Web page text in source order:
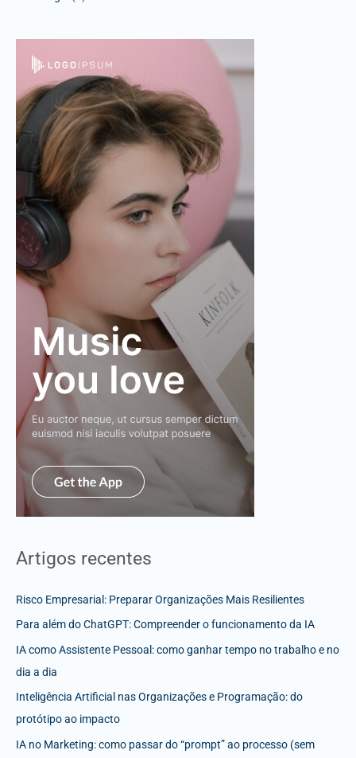
Artigos recentes
Risco Empresarial: Preparar Organizações Mais Resilientes
Para além do ChatGPT: Compreender o funcionamento da IA
IA como Assistente Pessoal: como ganhar tempo no trabalho e no
dia a dia
Inteligência Artificial nas Organizações e Programação: do
protótipo ao impacto
IA no Marketing: como passar do “prompt” ao processo (sem